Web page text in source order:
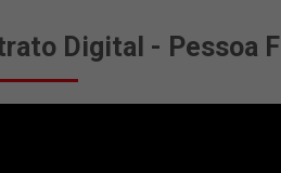
Digital - Pessoa